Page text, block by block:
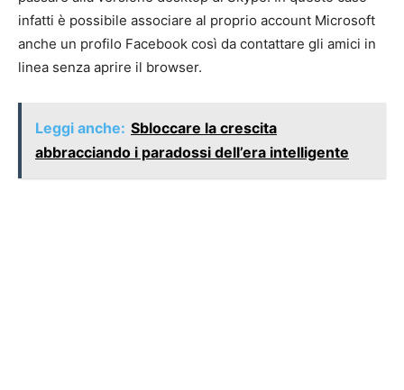
infatti è possibile associare al proprio account Microsoft
anche un profilo Facebook così da contattare gli amici in
linea senza aprire il browser.
Leggi anche: Sbloccare la crescita
abbracciando i paradossi dell’era intelligente